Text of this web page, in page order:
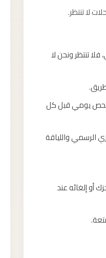
تنتظر ونحن لا
ويخضع لفحص يومي قبل كل
بالزي الرسمي واللياقة
حجزك أو إلغائه عند